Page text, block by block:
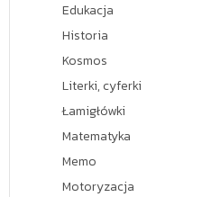
Edukacja
Historia
Kosmos
Literki, cyferki
Łamigłówki
Matematyka
Memo
Motoryzacja